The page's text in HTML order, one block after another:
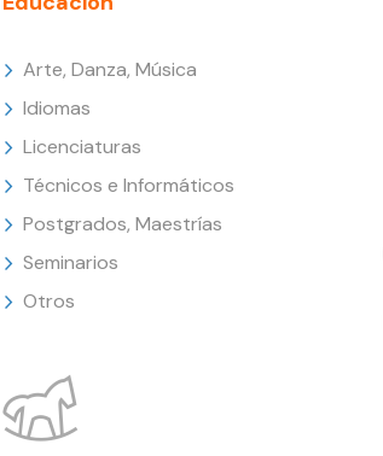
Arte, Danza, Música
Idiomas
Licenciaturas
Técnicos e Informáticos
Postgrados, Maestrías
Seminarios
Otros